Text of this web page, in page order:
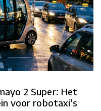
2 Super: Het
voor robotaxi’s